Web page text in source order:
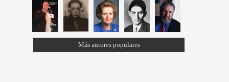
Más autores populares